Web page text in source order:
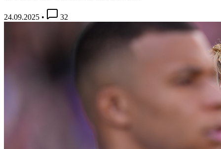
24.09.2025 • 32